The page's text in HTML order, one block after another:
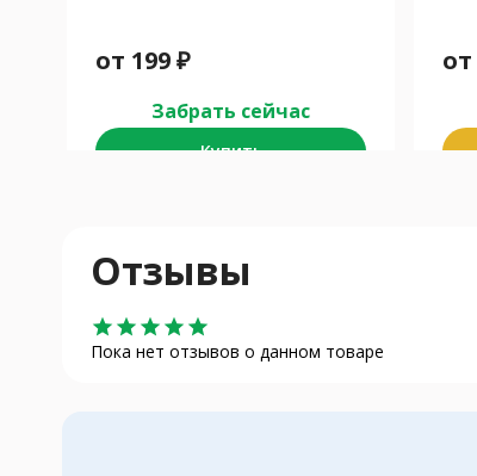
от 199₽
Забрать сейчас
Купить
от
Отзывы
star star star star star
Пока нет отзывов о данном товаре